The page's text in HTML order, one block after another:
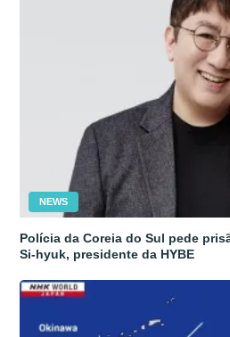
NEWS
Polícia da Coreia do Sul pede
Si-hyuk, presidente da HYBE